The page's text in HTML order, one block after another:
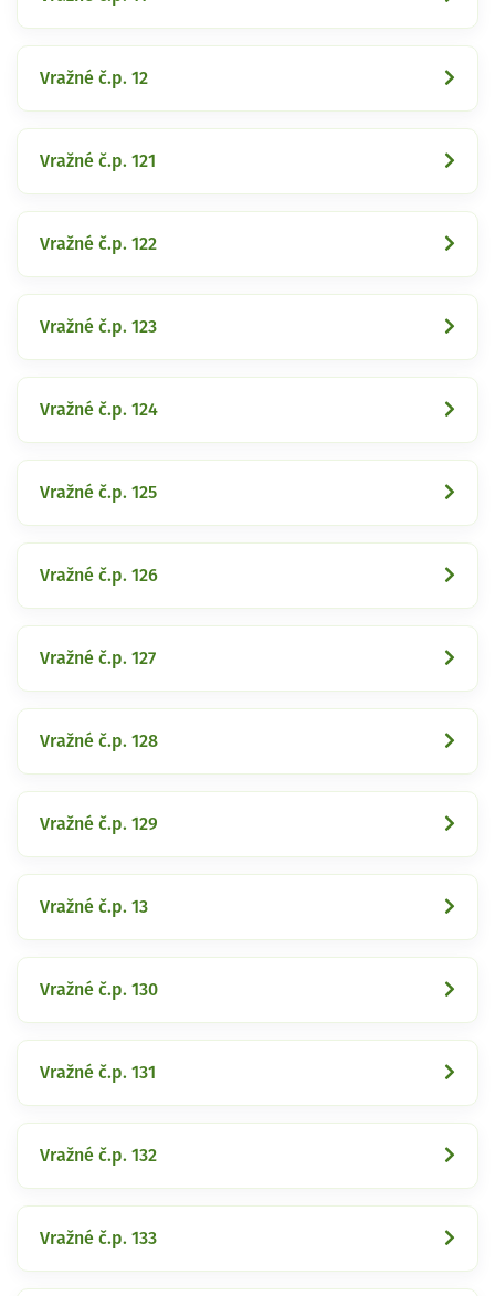
Vražné č.p. 12
Vražné č.p. 121
Vražné č.p. 122
Vražné č.p. 123
Vražné č.p. 124
Vražné č.p. 125
Vražné č.p. 126
Vražné č.p. 127
Vražné č.p. 128
Vražné č.p. 129
Vražné č.p. 13
Vražné č.p. 130
Vražné č.p. 131
Vražné č.p. 132
Vražné č.p. 133